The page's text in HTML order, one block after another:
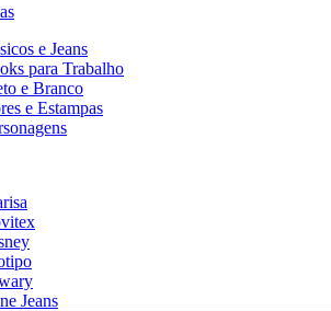
e Jeans
para Trabalho
e Branco
e Estampas
Jeans